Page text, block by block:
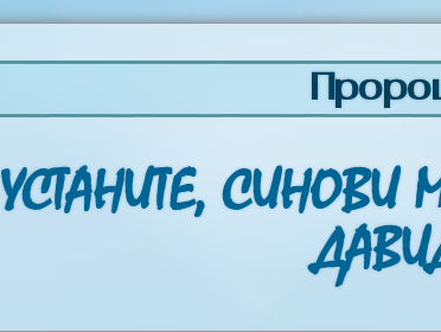
УСТАНИТЕ, СИНОВИ